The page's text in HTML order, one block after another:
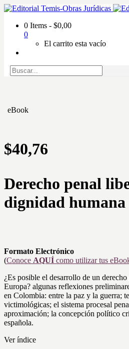
0 Items - $0,00
0
El carrito esta vacío
eBook
$40,76
Derecho penal
dignidad humana
Formato Electrónico
(Conoce AQUÍ como utilizar tus
¿Es posible el desarrollo de un
Europa? algunas reflexiones
en Colombia: entre la paz y la guerra;
victimológicas; el sistema procesal
aproximación; la concepción político
española.
Ver índice